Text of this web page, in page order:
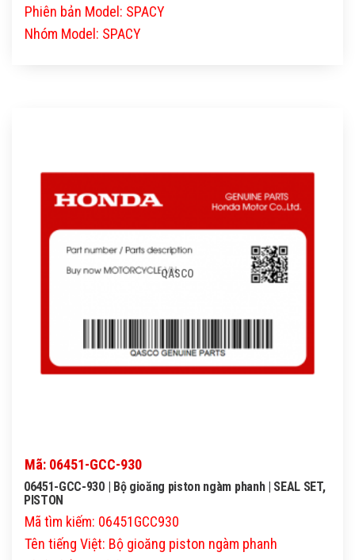
Phiên bản Model: SPACY
Nhóm Model: SPACY
QASCO
Mã: 06451-GCC-930
06451-GCC-930 | Bộ gioăng piston ngàm phanh | SEAL SET,
PISTON
Mã tìm kiếm: 06451GCC930
Tên tiếng Việt: Bộ gioăng piston ngàm phanh